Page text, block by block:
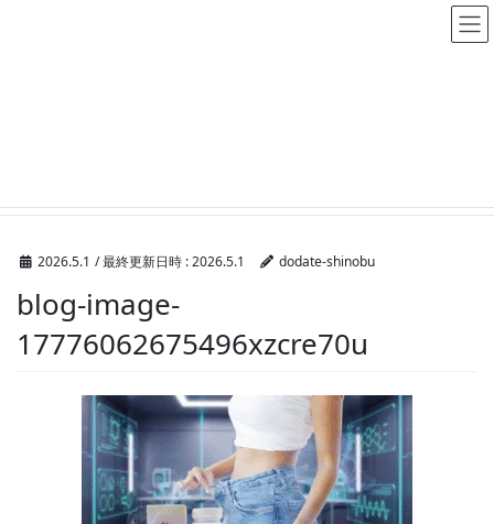
2026.5.1 / 最終更新日時 :2026.5.1 dodate-shinobu
blog-image-
17776062675496xzcre70u